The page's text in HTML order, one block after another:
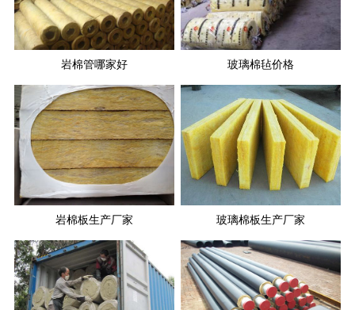
岩棉管哪家好 玻璃棉毡价格
岩棉板生产厂家 玻璃棉板生产厂家